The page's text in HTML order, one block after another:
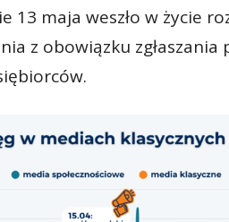
13 maja weszło w życie
z obowiązku zgłaszania